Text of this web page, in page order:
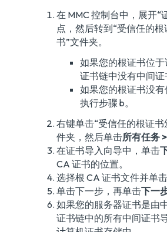
在 MMC 控制台中，展开“
点，然后转到“受信任的
书”文件夹。
如果您的根证书位
证书链中没有中间证
如果您的根证书没
执行步骤 b。
右键单击“受信任的根证书
件夹，然后单击所有任务
在证书导入向导中，单击
CA 证书的位置。
选择根 CA 证书文件并单击
单击下一步，再单击下一
如果您的服务器证书是由
证书链中的所有中间证书